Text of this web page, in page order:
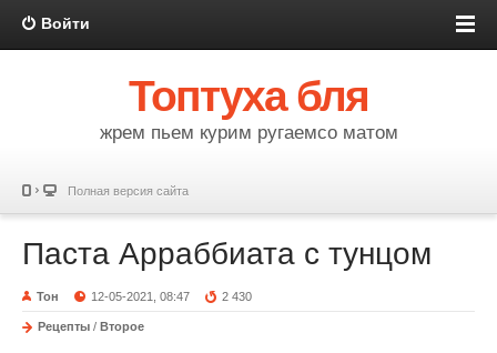
Войти
Топтуха бля
жрем пьем курим ругаемсо матом
Полная версия сайта
Паста Арраббиата с тунцом
Тон 12-05-2021, 08:47 2 430
Рецепты / Второе